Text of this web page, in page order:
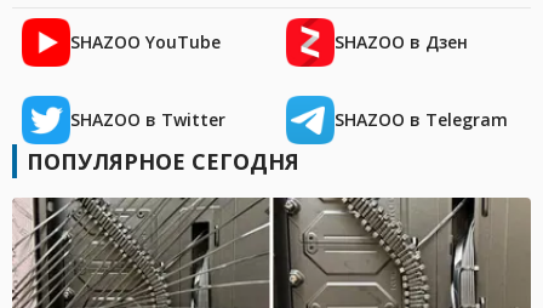
SHAZOO YouTube SHAZOO в Дзен
SHAZOO в Twitter SHAZOO в Telegram
ПОПУЛЯРНОЕ СЕГОДНЯ